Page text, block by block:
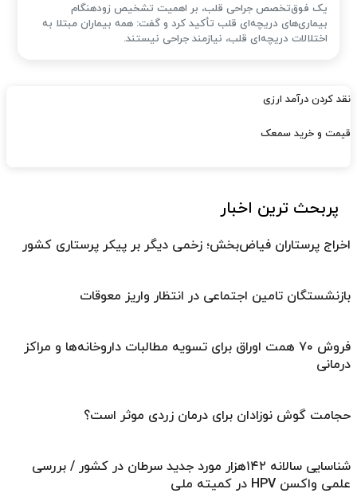
یک فوق‌تخصص جراحی قلب، بر اهمیت تشخیص زودهنگام
بیماری‌های دریچه‌ای قلب تأکید کرد و گفت: همه بیماران مبتلا به
اختلالات دریچه‌ای قلب، نیازمند جراحی نیستند.
نقد کردن درآمد ارزی
قیمت و خرید سمعک
پربحث ترین اخبار
اخراج پرستاران فیاض‌بخش؛ زخمی دیگر بر پیکر پرستاری کشور
بازنشستگان تامین اجتماعی در انتظار واریز معوقات
فروش ۷۰ همت اوراق برای تسویه مطالبات داروخانه‌ها و مراکز
درمانی
حجامت گوش نوزادان برای درمان زردی موثر است؟
شناسایی سالانه ۱۴۲هزار مورد جدید سرطان در کشور / بررسی
علمی واکسن HPV در کمیته ملی